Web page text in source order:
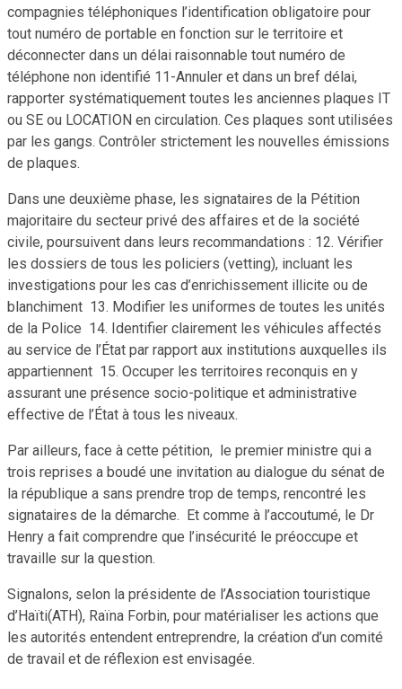
compagnies téléphoniques l’identification obligatoire pour
tout numéro de portable en fonction sur le territoire et
déconnecter dans un délai raisonnable tout numéro de
téléphone non identifié 11-Annuler et dans un bref délai,
rapporter systématiquement toutes les anciennes plaques IT
ou SE ou LOCATION en circulation. Ces plaques sont utilisées
par les gangs. Contrôler strictement les nouvelles émissions
de plaques.
Dans une deuxième phase, les signataires de la Pétition
majoritaire du secteur privé des affaires et de la société
civile, poursuivent dans leurs recommandations : 12. Vérifier
les dossiers de tous les policiers (vetting), incluant les
investigations pour les cas d’enrichissement illicite ou de
blanchiment 13. Modifier les uniformes de toutes les unités
de la Police 14. Identifier clairement les véhicules affectés
au service de l’État par rapport aux institutions auxquelles ils
appartiennent 15. Occuper les territoires reconquis en y
assurant une présence socio-politique et administrative
effective de l’État à tous les niveaux.
Par ailleurs, face à cette pétition, le premier ministre qui a
trois reprises a boudé une invitation au dialogue du sénat de
la république a sans prendre trop de temps, rencontré les
signataires de la démarche. Et comme à l’accoutumé, le Dr
Henry a fait comprendre que l’insécurité le préoccupe et
travaille sur la question.
Signalons, selon la présidente de l’Association touristique
d’Haïti(ATH), Raïna Forbin, pour matérialiser les actions que
les autorités entendent entreprendre, la création d’un comité
de travail et de réflexion est envisagée.